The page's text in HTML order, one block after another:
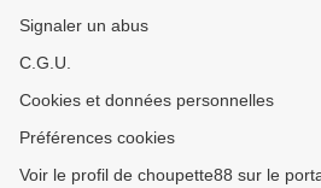
Signaler un abus
C.G.U.
Cookies et données personnelles
Préférences cookies
Voir le profil de choupette88 sur le